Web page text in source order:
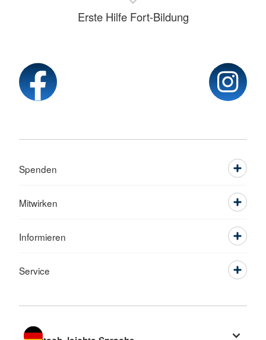
Erste Hilfe Fort-Bildung
Spenden
Mitwirken
Informieren
Service
Sprache wechseln zu